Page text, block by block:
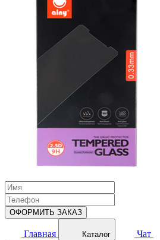
ОФОРМИТЬ ЗАКАЗ
Главная Каталог Чат